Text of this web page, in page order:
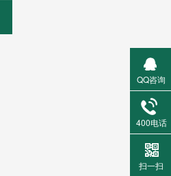
QQ咨询
400电话
扫一扫